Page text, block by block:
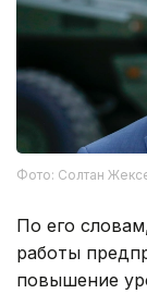
Фото: Солтан
По его
работы
повышение